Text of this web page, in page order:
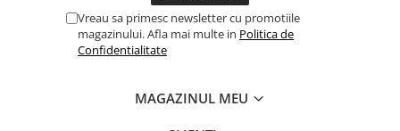
Top Piese iPhone
Baterie iPhone
Vreau sa primesc newsletter cu promotiile
magazinului. Afla mai multe in Politica de
Confidentialitate
MAGAZINUL MEU